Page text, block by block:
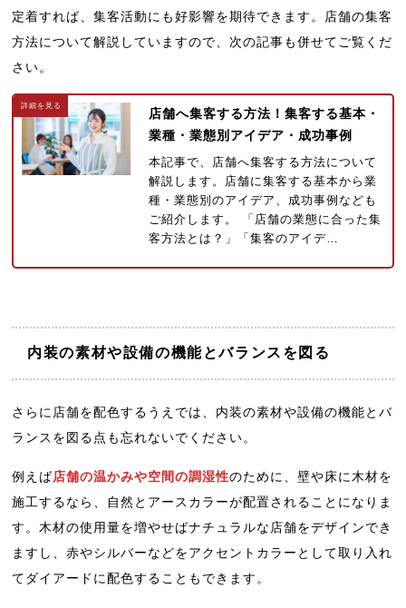
定着すれば、集客活動にも好影響を期待できます。店舗の集客
方法について解説していますので、次の記事も併せてご覧くだ
さい。
店舗へ集客する方法！集客する基本・
業種・業態別アイデア・成功事例
本記事で、店舗へ集客する方法について
解説します。店舗に集客する基本から業
種・業態別のアイデア、成功事例なども
ご紹介します。 「店舗の業態に合った集
客方法とは？」「集客のアイデ…
内装の素材や設備の機能とバランスを図る
さらに店舗を配色するうえでは、内装の素材や設備の機能とバ
ランスを図る点も忘れないでください。
例えば店舗の温かみや空間の調湿性のために、壁や床に木材を
施工するなら、自然とアースカラーが配置されることになりま
す。木材の使用量を増やせばナチュラルな店舗をデザインでき
ますし、赤やシルバーなどをアクセントカラーとして取り入れ
てダイアードに配色することもできます。